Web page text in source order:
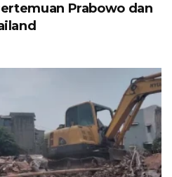
Prabowo dan